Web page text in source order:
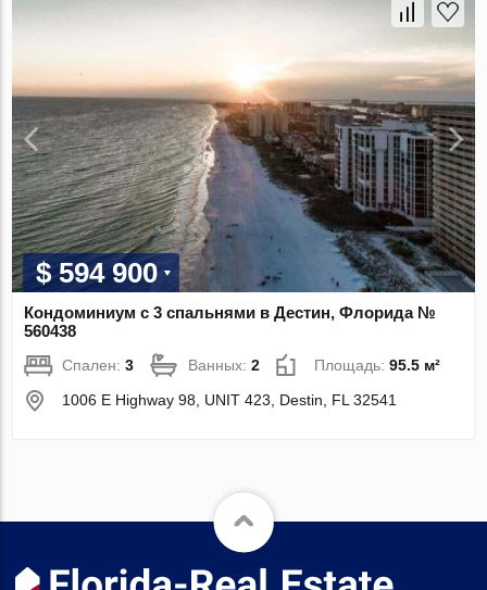
$ 594 900
Кондоминиум с 3 спальнями в Дестин, Флорида №
560438
Спален:3 Ванных:2 Площадь:95.5 м²
1006 E Highway 98, UNIT 423, Destin, FL 32541